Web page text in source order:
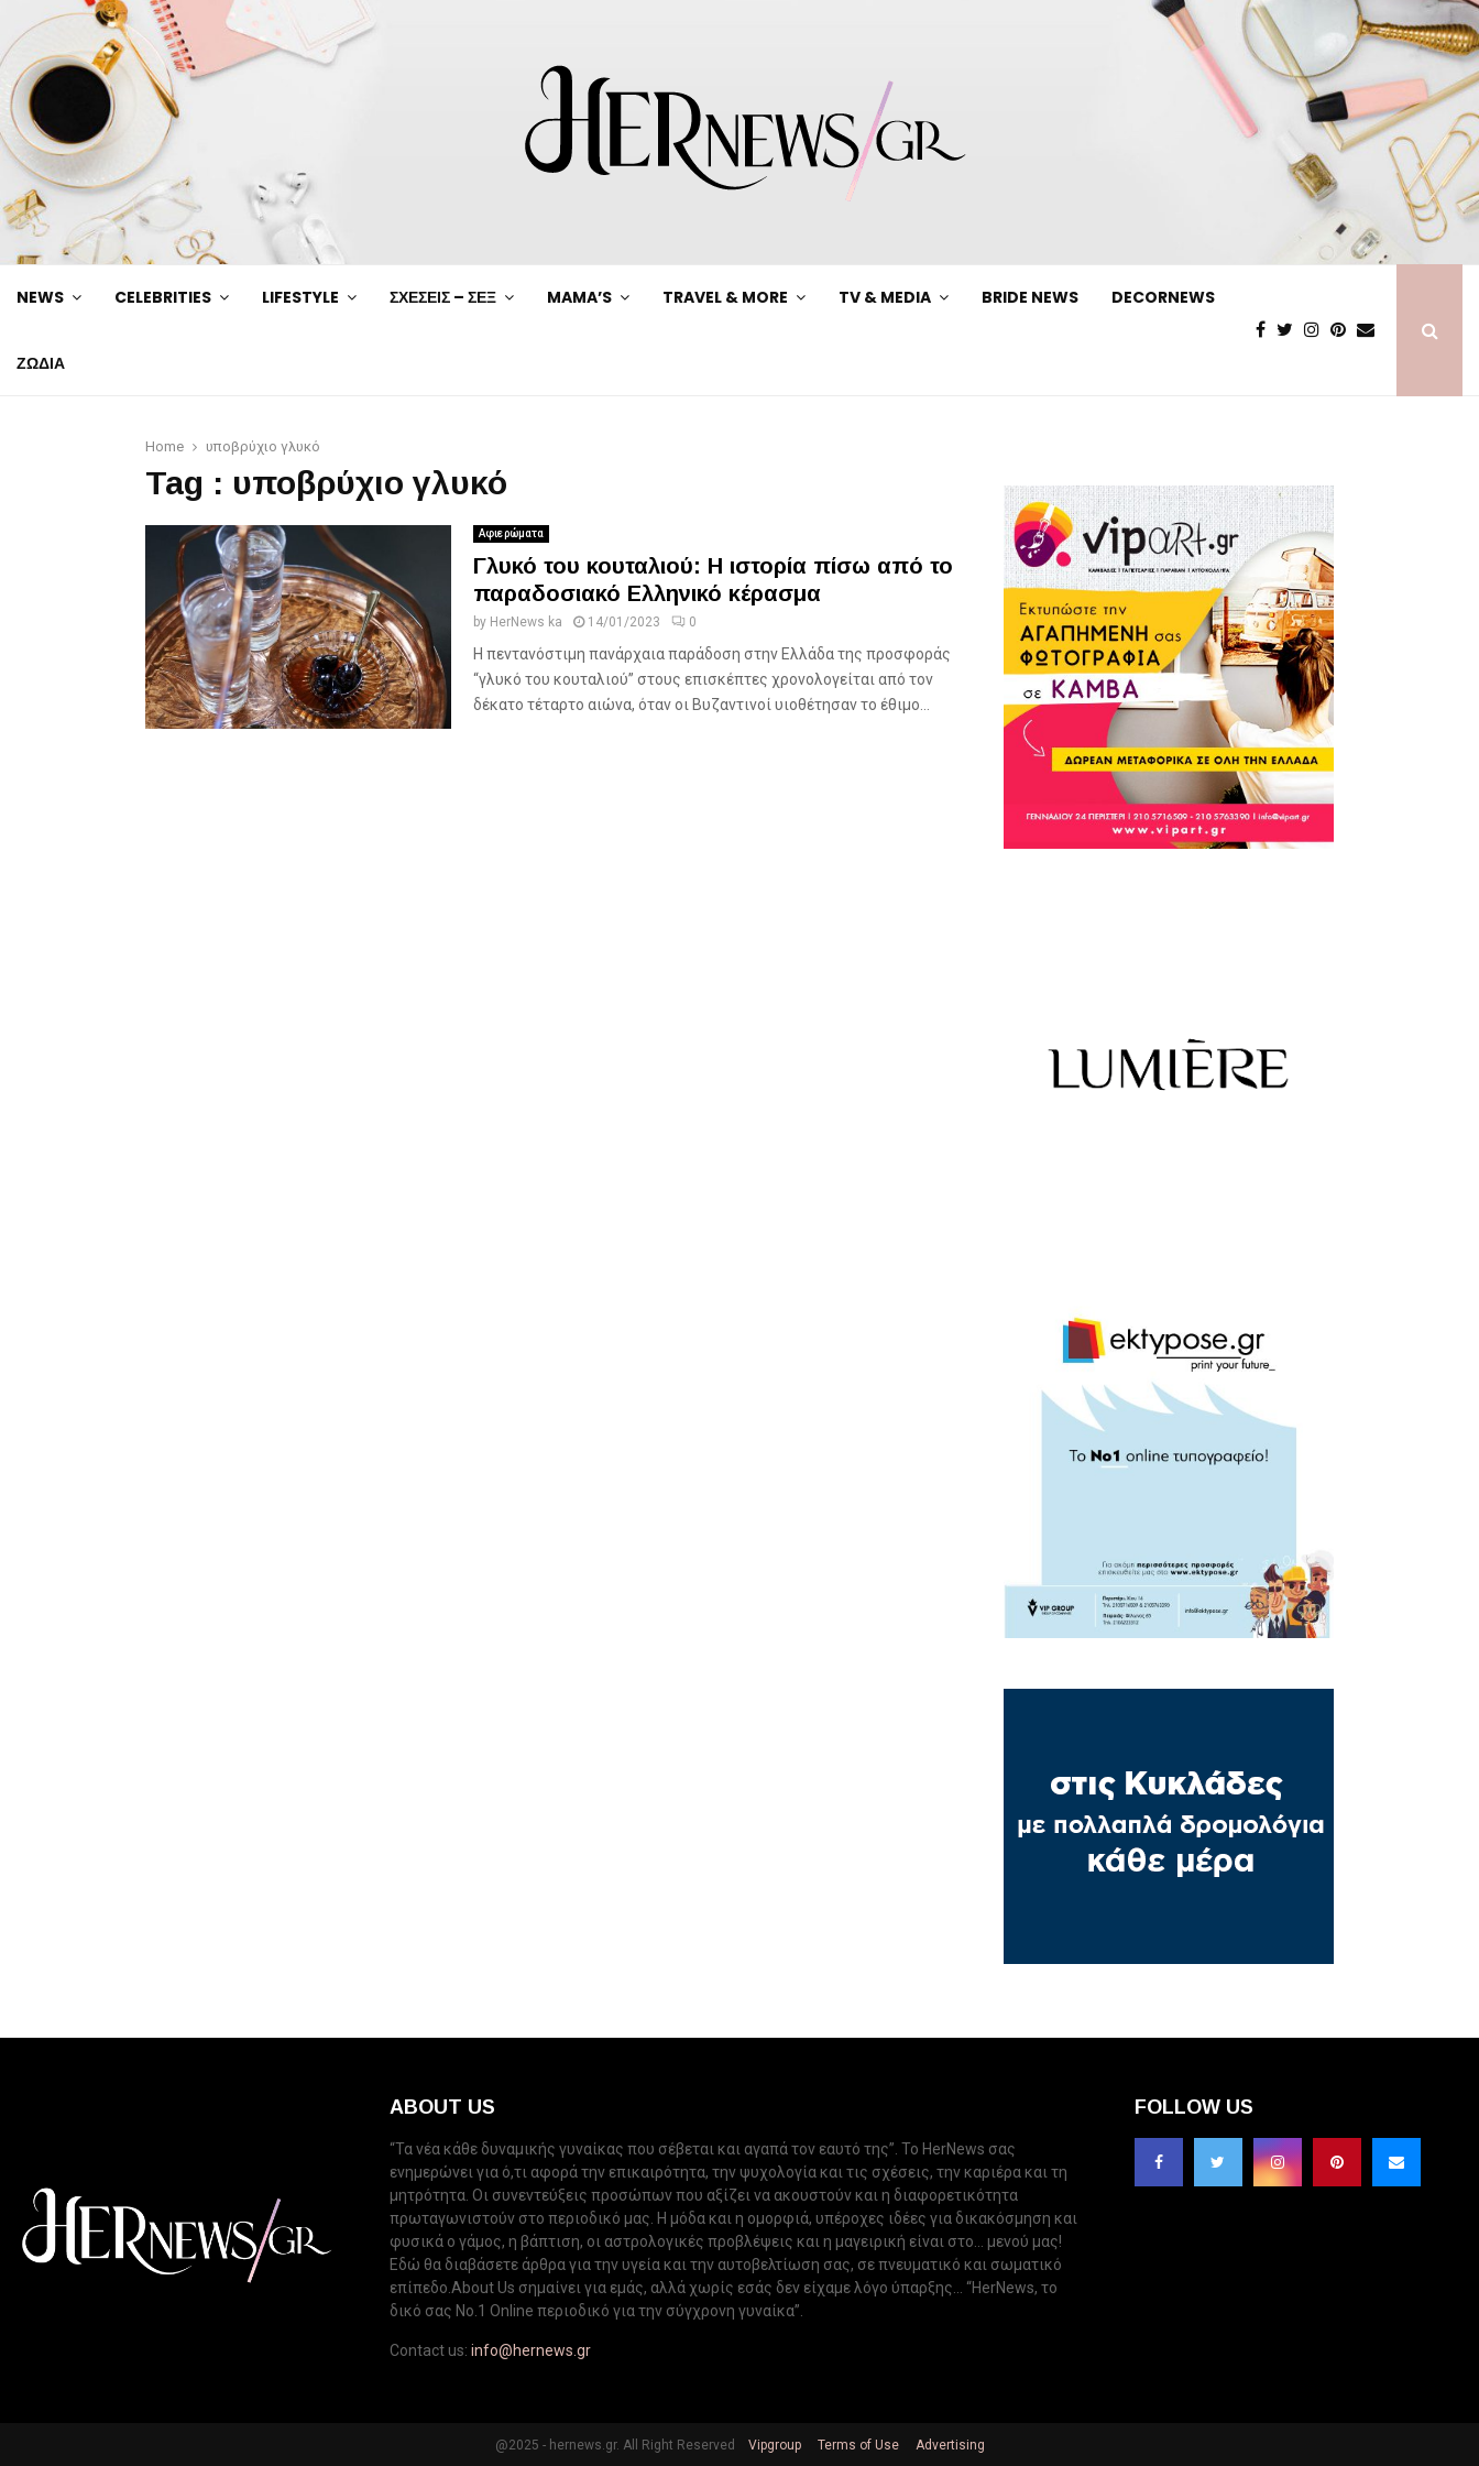
NEWS CELEBRITIES LIFESTYLE ΣΧΕΣΕΙΣ – ΣΕΞ MAMA’S TRAVEL & MORE TV & MEDIA BRIDE NEWS DECORNEWS
ΖΩΔΙΑ
Home υποβρύχιο γλυκό
Tag : υποβρύχιο γλυκό
Αφιερώματα
Γλυκό του κουταλιού: Η ιστορία πίσω από το
παραδοσιακό Ελληνικό κέρασμα
by HerNews ka 14/01/2023 0
Η πεντανόστιμη πανάρχαια παράδοση στην Ελλάδα της προσφοράς
“γλυκό του κουταλιού” στους επισκέπτες χρονολογείται από τον
δέκατο τέταρτο αιώνα, όταν οι Βυζαντινοί υιοθέτησαν το έθιμο...
ABOUT US
“Τα νέα κάθε δυναμικής γυναίκας που σέβεται και αγαπά τον εαυτό της”. Το HerNews σας
ενημερώνει για ό,τι αφορά την επικαιρότητα, την ψυχολογία και τις σχέσεις, την καριέρα και τη
μητρότητα. Οι συνεντεύξεις προσώπων που αξίζει να ακουστούν και η διαφορετικότητα
πρωταγωνιστούν στο περιοδικό μας. Η μόδα και η ομορφιά, υπέροχες ιδέες για δικακόσμηση και
φυσικά ο γάμος, η βάπτιση, οι αστρολογικές προβλέψεις και η μαγειρική είναι στο... μενού μας!
Εδώ θα διαβάσετε άρθρα για την υγεία και την αυτοβελτίωση σας, σε πνευματικό και σωματικό
επίπεδο.About Us σημαίνει για εμάς, αλλά χωρίς εσάς δεν είχαμε λόγο ύπαρξης... “HerNews, το
δικό σας Νo.1 Online περιοδικό για την σύγχρονη γυναίκα”.
Contact us: info@hernews.gr
FOLLOW US
@2025 - hernews.gr. All Right Reserved Vipgroup Terms of Use Advertising